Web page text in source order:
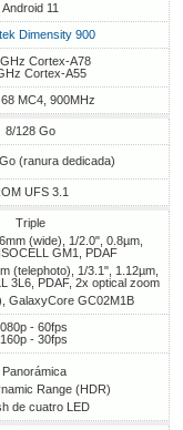
Android 11
Dimensity 900
Cortex-A78
Cortex-A55
MC4, 900MHz
8/128 Go
(ranura dedicada)
UFS 3.1
Triple
(wide), 1/2.0", 0.8µm,
GM1, PDAF
(telephoto), 1/3.1", 1.12µm,
3L6, PDAF, 2x optical zoom
GalaxyCore GC02M1B
- 60fps
- 30fps
Panorámica
Range (HDR)
de cuatro LED